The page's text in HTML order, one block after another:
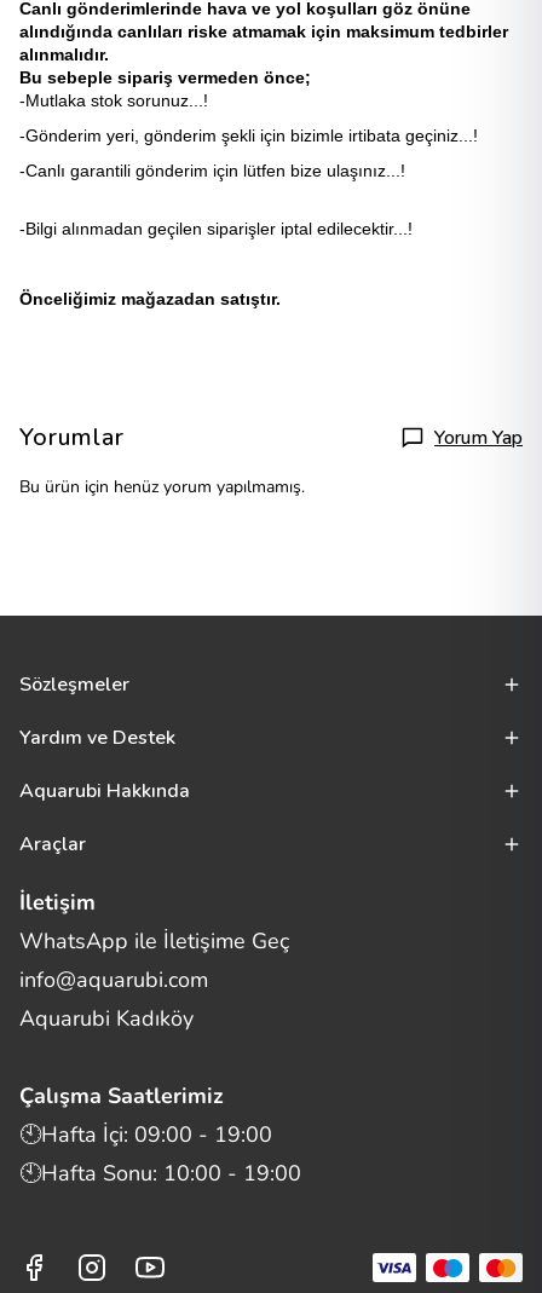
Canlı gönderimlerinde hava ve yol koşulları göz önüne
alındığında canlıları riske atmamak için maksimum tedbirler
alınmalıdır.
Bu sebeple sipariş vermeden önce;
-Mutlaka stok sorunuz...!
-Gönderim yeri, gönderim şekli için bizimle irtibata geçiniz...!
-Canlı garantili gönderim için lütfen bize ulaşınız...!
-Bilgi alınmadan geçilen siparişler iptal edilecektir...!
Önceliğimiz mağazadan satıştır.
Yorumlar Yorum Yap
Bu ürün için henüz yorum yapılmamış.
Sözleşmeler
Yardım ve Destek
Aquarubi Hakkında
Araçlar
İletişim
WhatsApp ile İletişime Geç
info@aquarubi.com
Aquarubi Kadıköy
Çalışma Saatlerimiz
🕙Hafta İçi: 09:00 - 19:00
🕙Hafta Sonu: 10:00 - 19:00
Merhaba! Size nasıl yardımcı
olabilirim?
Bilgi
Müşteri Destek